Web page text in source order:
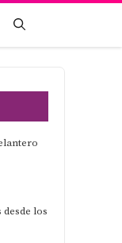
los